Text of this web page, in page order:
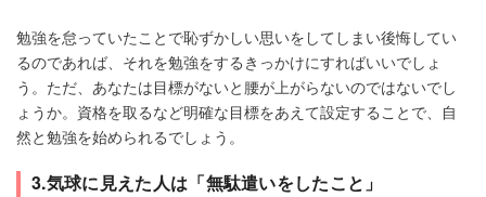
勉強を怠っていたことで恥ずかしい思いをしてしまい後悔してい
るのであれば、それを勉強をするきっかけにすればいいでしょ
う。ただ、あなたは目標がないと腰が上がらないのではないでし
ょうか。資格を取るなど明確な目標をあえて設定することで、自
然と勉強を始められるでしょう。
3.気球に見えた人は「無駄遣いをしたこと」